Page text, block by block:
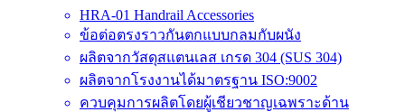
HRA-01 Handrail Accessories
ข้อต่อตรงราวกันตกแบบกลมกับผนัง
ผลิตจากวัสดุสแตนเลส เกรด 304 (SUS 304)
ผลิตจากโรงงานได้มาตรฐาน ISO:9002
ควบคุมการผลิตโดยผู้เชียวชาญเฉพราะด้าน